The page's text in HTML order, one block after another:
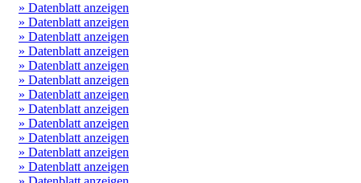
» Datenblatt anzeigen
» Datenblatt anzeigen
» Datenblatt anzeigen
» Datenblatt anzeigen
» Datenblatt anzeigen
» Datenblatt anzeigen
» Datenblatt anzeigen
» Datenblatt anzeigen
» Datenblatt anzeigen
» Datenblatt anzeigen
» Datenblatt anzeigen
» Datenblatt anzeigen